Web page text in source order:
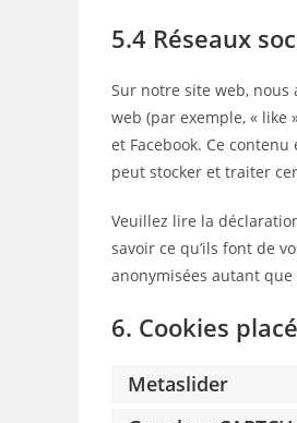
5.4 Réseaux
Sur notre site web, nous
web (par exemple, « like
et Facebook. Ce
peut stocker et traiter
Veuillez lire la
savoir ce qu’ils font de
anonymisées autant
6. Cookies
Metaslider